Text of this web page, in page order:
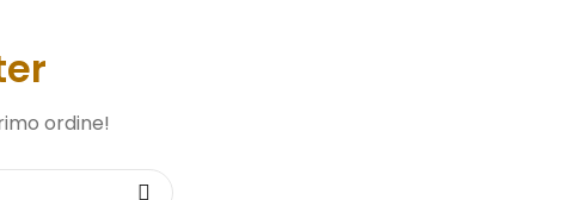
ordine!